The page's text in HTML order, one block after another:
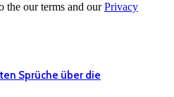
the our terms and ourPrivacy
Sprüche über die